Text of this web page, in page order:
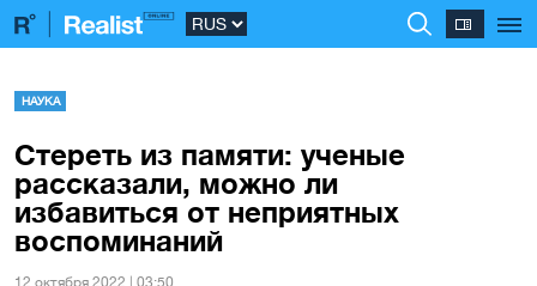
НАУКА
Стереть из памяти: ученые
рассказали, можно ли
избавиться от неприятных
воспоминаний
12 октября 2022 | 03:50